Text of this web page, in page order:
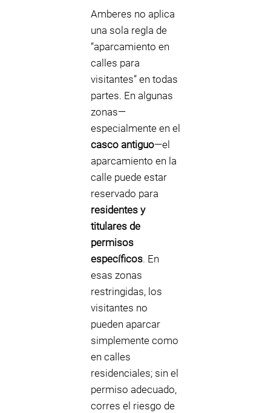
Amberes no aplica
una sola regla de
“aparcamiento en
calles para
visitantes” en todas
partes. En algunas
zonas—
especialmente en el
casco antiguo—el
aparcamiento en la
calle puede estar
reservado para
residentes y
titulares de
permisos
específicos. En
esas zonas
restringidas, los
visitantes no
pueden aparcar
simplemente como
en calles
residenciales; sin el
permiso adecuado,
corres el riesgo de